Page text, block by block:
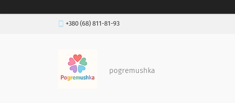
+380 (68) 811-81-93
pogremushka